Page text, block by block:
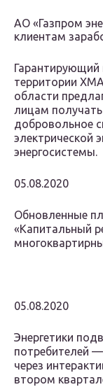
АО «Газпром
клиентам
Гарантирующий
территории
области
лицам
добровольное
электрической
энергосистемы.
05.08.2020
Обновленные
«Капитальный
05.08.2020
Энергетики
потребителей
через
втором